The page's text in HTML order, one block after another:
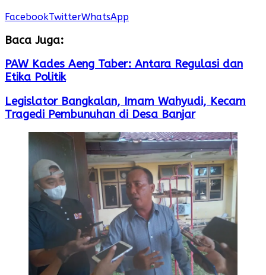
FacebookTwitterWhatsApp
Baca Juga:
PAW Kades Aeng Taber: Antara Regulasi dan
Etika Politik
Legislator Bangkalan, Imam Wahyudi, Kecam
Tragedi Pembunuhan di Desa Banjar